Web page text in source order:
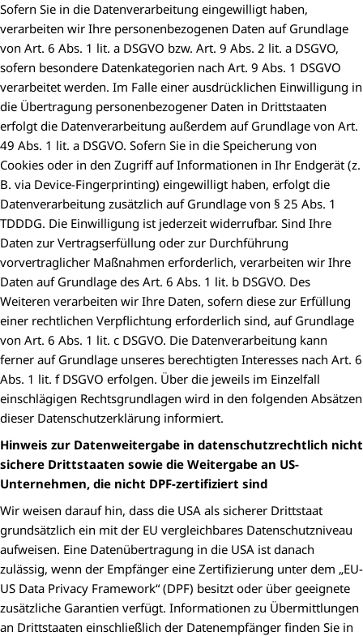
Sofern Sie in die Datenverarbeitung eingewilligt haben,
verarbeiten wir Ihre personenbezogenen Daten auf Grundlage
von Art. 6 Abs. 1 lit. a DSGVO bzw. Art. 9 Abs. 2 lit. a DSGVO,
sofern besondere Datenkategorien nach Art. 9 Abs. 1 DSGVO
verarbeitet werden. Im Falle einer ausdrücklichen Einwilligung in
die Übertragung personenbezogener Daten in Drittstaaten
erfolgt die Datenverarbeitung außerdem auf Grundlage von Art.
49 Abs. 1 lit. a DSGVO. Sofern Sie in die Speicherung von
Cookies oder in den Zugriff auf Informationen in Ihr Endgerät (z.
B. via Device-Fingerprinting) eingewilligt haben, erfolgt die
Datenverarbeitung zusätzlich auf Grundlage von § 25 Abs. 1
TDDDG. Die Einwilligung ist jederzeit widerrufbar. Sind Ihre
Daten zur Vertragserfüllung oder zur Durchführung
vorvertraglicher Maßnahmen erforderlich, verarbeiten wir Ihre
Daten auf Grundlage des Art. 6 Abs. 1 lit. b DSGVO. Des
Weiteren verarbeiten wir Ihre Daten, sofern diese zur Erfüllung
einer rechtlichen Verpflichtung erforderlich sind, auf Grundlage
von Art. 6 Abs. 1 lit. c DSGVO. Die Datenverarbeitung kann
ferner auf Grundlage unseres berechtigten Interesses nach Art. 6
Abs. 1 lit. f DSGVO erfolgen. Über die jeweils im Einzelfall
einschlägigen Rechtsgrundlagen wird in den folgenden Absätzen
dieser Datenschutzerklärung informiert.
Hinweis zur Datenweitergabe in datenschutzrechtlich nicht
sichere Drittstaaten sowie die Weitergabe an US-
Unternehmen, die nicht DPF-zertifiziert sind
Wir weisen darauf hin, dass die USA als sicherer Drittstaat
grundsätzlich ein mit der EU vergleichbares Datenschutzniveau
aufweisen. Eine Datenübertragung in die USA ist danach
zulässig, wenn der Empfänger eine Zertifizierung unter dem „EU-
US Data Privacy Framework“ (DPF) besitzt oder über geeignete
zusätzliche Garantien verfügt. Informationen zu Übermittlungen
an Drittstaaten einschließlich der Datenempfänger finden Sie in